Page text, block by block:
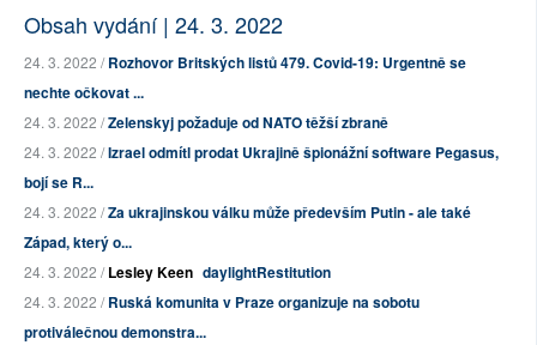
Obsah vydání | 24. 3. 2022
24. 3. 2022 /Rozhovor Britských listů 479. Covid-19: Urgentně se
nechte očkovat ...
24. 3. 2022 /Zelenskyj požaduje od NATO těžší zbraně
24. 3. 2022 /Izrael odmítl prodat Ukrajině špionážní software Pegasus,
bojí se R...
24. 3. 2022 /Za ukrajinskou válku může především Putin - ale také
Západ, který o...
24. 3. 2022 /Lesley Keen daylightRestitution
24. 3. 2022 /Ruská komunita v Praze organizuje na sobotu
protiválečnou demonstra...